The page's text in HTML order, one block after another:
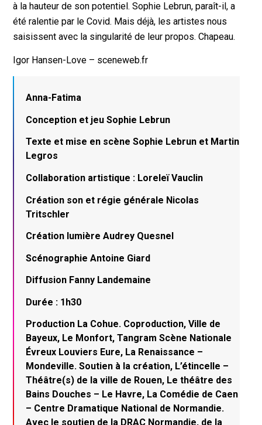
à la hauteur de son potentiel. Sophie Lebrun, paraît-il, a
été ralentie par le Covid. Mais déjà, les artistes nous
saisissent avec la singularité de leur propos. Chapeau.
Igor Hansen-Love – sceneweb.fr
Anna-Fatima
Conception et jeu Sophie Lebrun
Texte et mise en scène Sophie Lebrun et Martin
Legros
Collaboration artistique : Loreleï Vauclin
Création son et régie générale Nicolas
Tritschler
Création lumière Audrey Quesnel
Scénographie Antoine Giard
Diffusion Fanny Landemaine
Durée : 1h30
Production La Cohue. Coproduction, Ville de
Bayeux, Le Monfort, Tangram Scène Nationale
Évreux Louviers Eure, La Renaissance –
Mondeville. Soutien à la création, L’étincelle –
Théâtre(s) de la ville de Rouen, Le théâtre des
Bains Douches – Le Havre, La Comédie de Caen
– Centre Dramatique National de Normandie.
Avec le soutien de la DRAC Normandie, de la